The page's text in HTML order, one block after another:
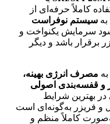
کاملاً حرفه‌ای از
سیستم نوفراست
سرمایش یکنواخت و
باشد و دیگر
مصرف انرژی بهینه،
و قفسه‌بندی اصولی
بهترین شرایط
و فریزر به‌گونه‌ای است
کاملاً منظم و